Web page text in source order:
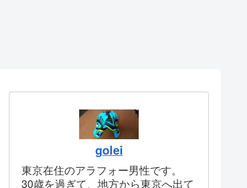
golei
東京在住のアラフォー男性です。
30歳を過ぎて、地方から東京へ出て